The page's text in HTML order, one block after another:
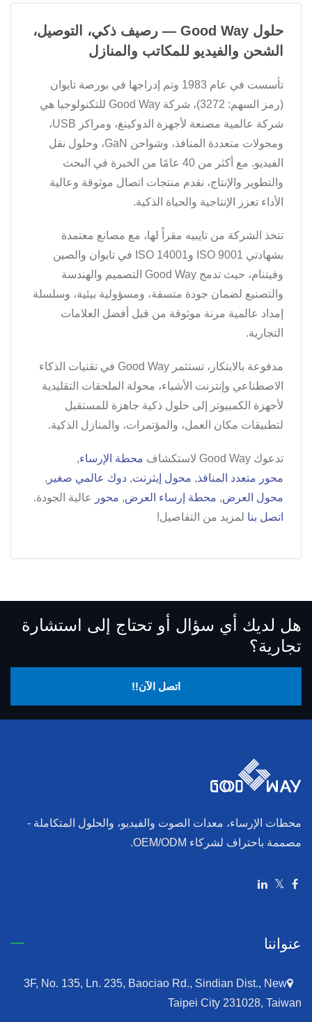
حلول Good Way — رصيف ذكي، التوصيل،
الشحن والفيديو للمكاتب والمنازل
تأسست في عام 1983 وتم إدراجها في بورصة تايوان
(رمز السهم: 3272)، شركة Good Way للتكنولوجيا هي
شركة عالمية مصنعة لأجهزة الدوكينغ، ومراكز USB،
ومحولات متعددة المنافذ، وشواحن GaN، وحلول نقل
الفيديو. مع أكثر من 40 عامًا من الخبرة في البحث
والتطوير والإنتاج، نقدم منتجات اتصال موثوقة وعالية
الأداء تعزز الإنتاجية والحياة الذكية.
تتخذ الشركة من تايبيه مقراً لها، مع مصانع معتمدة
بشهادتي ISO 9001 وISO 14001 في تايوان والصين
وفيتنام، حيث تدمج Good Way التصميم والهندسة
والتصنيع لضمان جودة متسقة، ومسؤولية بيئية، وسلسلة
إمداد عالمية مرنة موثوقة من قبل أفضل العلامات
التجارية.
مدفوعة بالابتكار، تستثمر Good Way في تقنيات الذكاء
الاصطناعي وإنترنت الأشياء، محولة الملحقات التقليدية
لأجهزة الكمبيوتر إلى حلول ذكية جاهزة للمستقبل
لتطبيقات مكان العمل، والمؤتمرات، والمنازل الذكية.
تدعوك Good Way لاستكشاف محطة الإرساء,
محور متعدد المنافذ, محول إيثرنت, دوك عالمي صغير ,
محول العرض, محطة إرساء العرض, محور
عالية الجودة.
اتصل بنا لمزيد من التفاصيل!
هل لديك أي سؤال أو تحتاج إلى استشارة
تجارية؟
اتصل الآن!!
محطات الإرساء، معدات الصوت والفيديو، والحلول المتكاملة -
مصممة باحتراف لشركاء OEM/ODM.
عنواننا
3F, No. 135, Ln. 235, Baociao Rd., Sindian Dist., New
Taipei City 231028, Taiwan